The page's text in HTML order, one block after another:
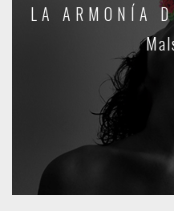
LA ARMONÍA